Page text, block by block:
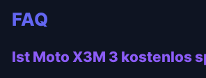
FAQ
Ist Moto X3M 3 kostenlos